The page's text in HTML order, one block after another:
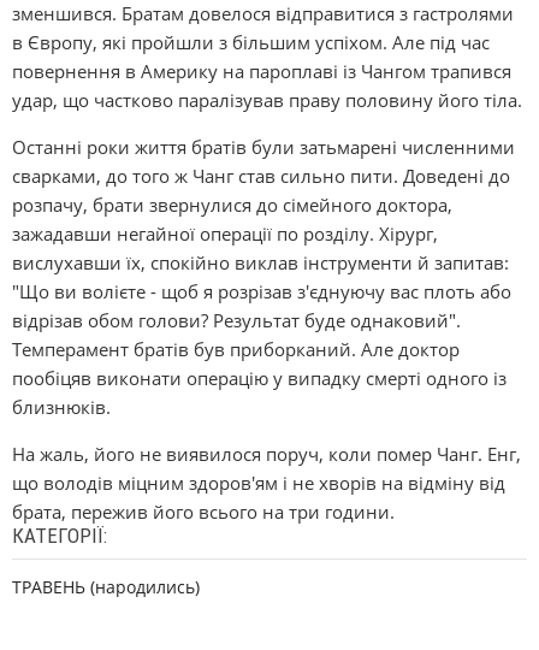
зменшився. Братам довелося відправитися з гастролями
в Європу, які пройшли з більшим успіхом. Але під час
повернення в Америку на пароплаві із Чангом трапився
удар, що частково паралізував праву половину його тіла.
Останні роки життя братів були затьмарені численними
сварками, до того ж Чанг став сильно пити. Доведені до
розпачу, брати звернулися до сімейного доктора,
зажадавши негайної операції по розділу. Хірург,
вислухавши їх, спокійно виклав інструменти й запитав:
"Що ви волієте - щоб я розрізав з'єднуючу вас плоть або
відрізав обом голови? Результат буде однаковий".
Темперамент братів був приборканий. Але доктор
пообіцяв виконати операцію у випадку смерті одного із
близнюків.
На жаль, його не виявилося поруч, коли помер Чанг. Енг,
що володів міцним здоров'ям і не хворів на відміну від
брата, пережив його всього на три години.
КАТЕГОРІЇ:
ТРАВЕНЬ (народились)